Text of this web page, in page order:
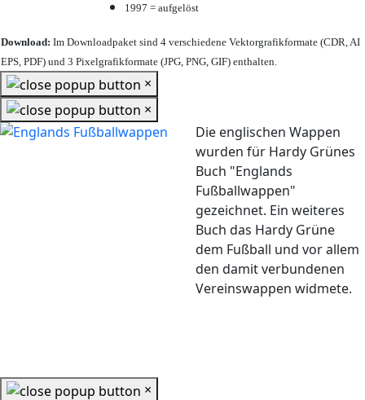
1997 = aufgelöst
Download: Im Downloadpaket sind 4 verschiedene Vektorgrafikformate (CDR, AI
EPS, PDF) und 3 Pixelgrafikformate (JPG, PNG, GIF) enthalten.
×
×
Die englischen Wappen
wurden für Hardy Grünes
Buch "Englands
Fußballwappen"
gezeichnet. Ein weiteres
Buch das Hardy Grüne
dem Fußball und vor allem
den damit verbundenen
Vereinswappen widmete.
×